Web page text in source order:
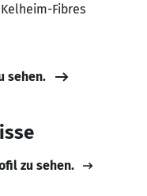
Fibres
sehen.
zu sehen.